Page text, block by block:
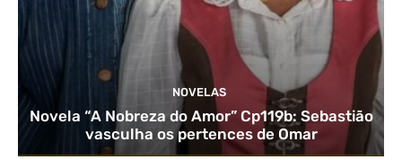
NOVELAS
Novela “A Nobreza do Amor” Cp119b: Sebastião
vasculha os pertences de Omar